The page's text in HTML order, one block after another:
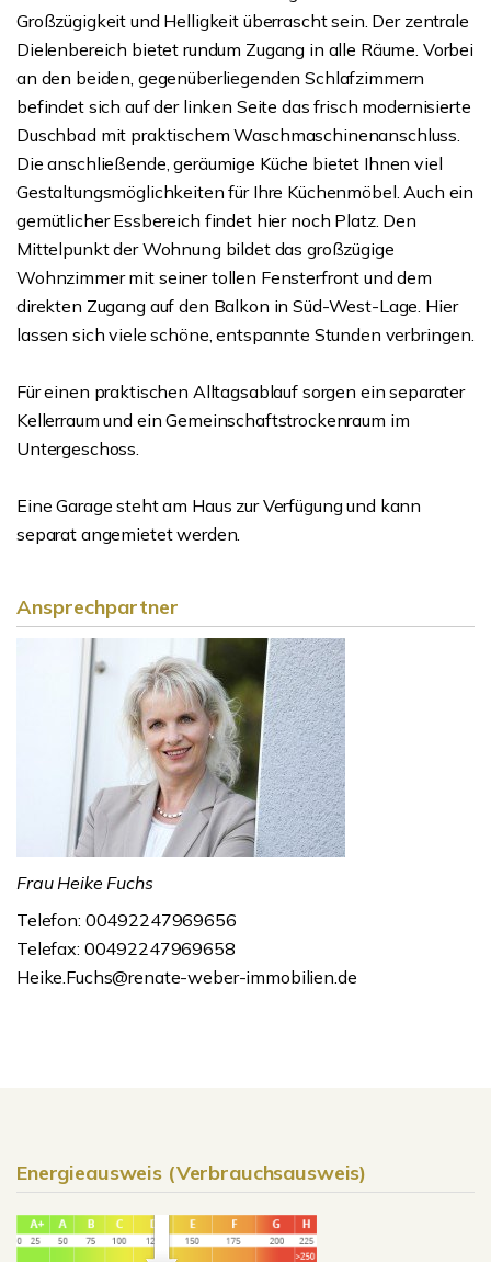
Großzügigkeit und Helligkeit überrascht sein. Der zentrale
Dielenbereich bietet rundum Zugang in alle Räume. Vorbei
an den beiden, gegenüberliegenden Schlafzimmern
befindet sich auf der linken Seite das frisch modernisierte
Duschbad mit praktischem Waschmaschinenanschluss.
Die anschließende, geräumige Küche bietet Ihnen viel
Gestaltungsmöglichkeiten für Ihre Küchenmöbel. Auch ein
gemütlicher Essbereich findet hier noch Platz. Den
Mittelpunkt der Wohnung bildet das großzügige
Wohnzimmer mit seiner tollen Fensterfront und dem
direkten Zugang auf den Balkon in Süd-West-Lage. Hier
lassen sich viele schöne, entspannte Stunden verbringen.
Für einen praktischen Alltagsablauf sorgen ein separater
Kellerraum und ein Gemeinschaftstrockenraum im
Untergeschoss.
Eine Garage steht am Haus zur Verfügung und kann
separat angemietet werden.
Ansprechpartner
Frau Heike Fuchs
Telefon: 00492247969656
Telefax: 00492247969658
Heike.Fuchs@renate-weber-immobilien.de
Energieausweis (Verbrauchsausweis)